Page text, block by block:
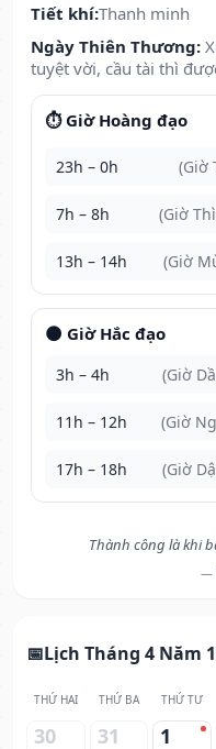
Tiết khí:Thanh minh
Ngày Thiên Thương:
tuyệt vời, cầu tài thì
⏱️ Giờ Hoàng đạo
23h – 0h (Giờ
7h – 8h (Giờ
13h – 14h (Giờ
🌑 Giờ Hắc đạo
3h – 4h (Giờ
11h – 12h (Giờ
17h – 18h (Giờ
Thành công là khi
—
Lịch Tháng 4 Năm
THỨ HAI THỨ BA THỨ TƯ
30 31 1